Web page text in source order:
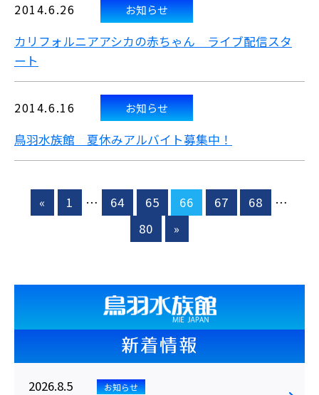
2014.6.26 お知らせ
カリフォルニアアシカの赤ちゃん ライブ配信スタ
ート
2014.6.16 お知らせ
鳥羽水族館 夏休みアルバイト募集中！
« 1 … 64 65 66 67 68
…
80
»
新着情報
2026.8.5 お知らせ